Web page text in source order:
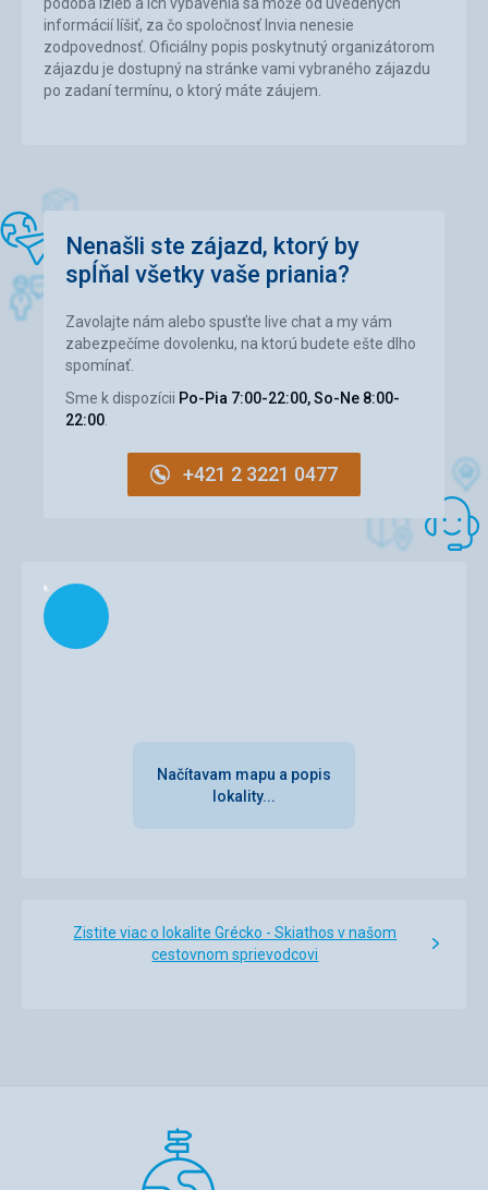
informácií líšiť, za čo spoločnosť Invia nenesie
zodpovednosť. Oficiálny popis poskytnutý organizátorom
zájazdu je dostupný na stránke vami vybraného zájazdu
po zadaní termínu, o ktorý máte záujem.
Nenašli ste zájazd, ktorý by
spĺňal všetky vaše priania?
Zavolajte nám alebo spusťte live chat a my vám
zabezpečíme dovolenku, na ktorú budete ešte dlho
spomínať.
Sme k dispozícii Po-Pia 7:00-22:00, So-Ne 8:00-
22:00
+421 2 3221 0477
Načítam
Načítavam mapu a popis
lokality...
Zistite viac o lokalite Grécko - Skiathos v našom
cestovnom sprievodcovi